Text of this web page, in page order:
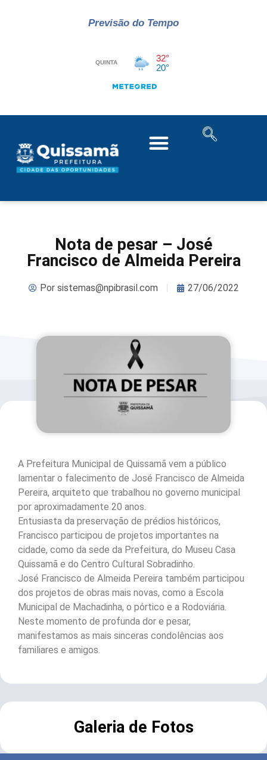
Previsão do Tempo
Nota de pesar – José
Francisco de Almeida Pereira
Porsistemas@npibrasil.com 27/06/2022
A Prefeitura Municipal de Quissamã vem a público
lamentar o falecimento de José Francisco de Almeida
Pereira, arquiteto que trabalhou no governo municipal
por aproximadamente 20 anos.
Entusiasta da preservação de prédios históricos,
Francisco participou de projetos importantes na
cidade, como da sede da Prefeitura, do Museu Casa
Quissamã e do Centro Cultural Sobradinho.
José Francisco de Almeida Pereira também participou
dos projetos de obras mais novas, como a Escola
Municipal de Machadinha, o pórtico e a Rodoviária.
Neste momento de profunda dor e pesar,
manifestamos as mais sinceras condolências aos
familiares e amigos.
Galeria de Fotos